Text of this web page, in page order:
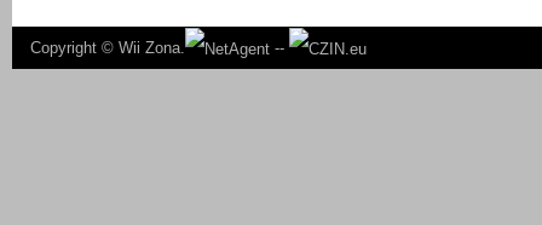
Copyright © Wii Zona. --